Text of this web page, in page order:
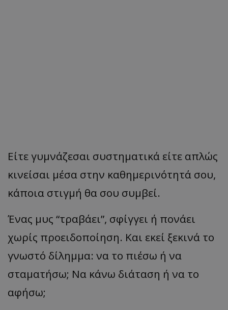
Είτε γυμνάζεσαι συστηματικά είτε απλώς
κινείσαι μέσα στην καθημερινότητά σου,
κάποια στιγμή θα σου συμβεί.
Ένας μυς “τραβάει”, σφίγγει ή πονάει
χωρίς προειδοποίηση. Και εκεί ξεκινά το
γνωστό δίλημμα: να το πιέσω ή να
σταματήσω; Να κάνω διάταση ή να το
αφήσω;